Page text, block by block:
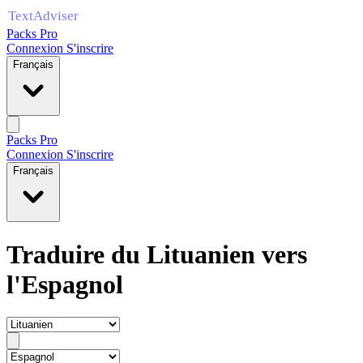
Packs Pro
Connexion S'inscrire
Français
Packs Pro
Connexion S'inscrire
Français
Traduire du Lituanien vers
l'Espagnol